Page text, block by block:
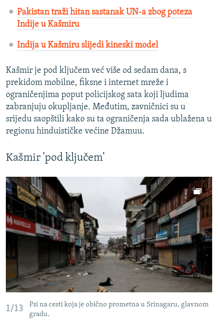
Pakistan traži hitan sastanak UN-a zbog poteza
Indije u Kašmiru
Indija u Kašmiru slijedi kineski model
Kašmir je pod ključem već više od sedam dana, s
prekidom mobilne, fiksne i internet mreže i
ograničenjima poput policijskog sata koji ljudima
zabranjuju okupljanje. Međutim, zavničnici su u
srijedu saopštili kako su ta ograničenja sada ublažena u
regionu hinduističke većine Džamuu.
Kašmir 'pod ključem'
1/13
Psi na cesti koja je obično prometna u Srinagaru, glavnom
gradu.